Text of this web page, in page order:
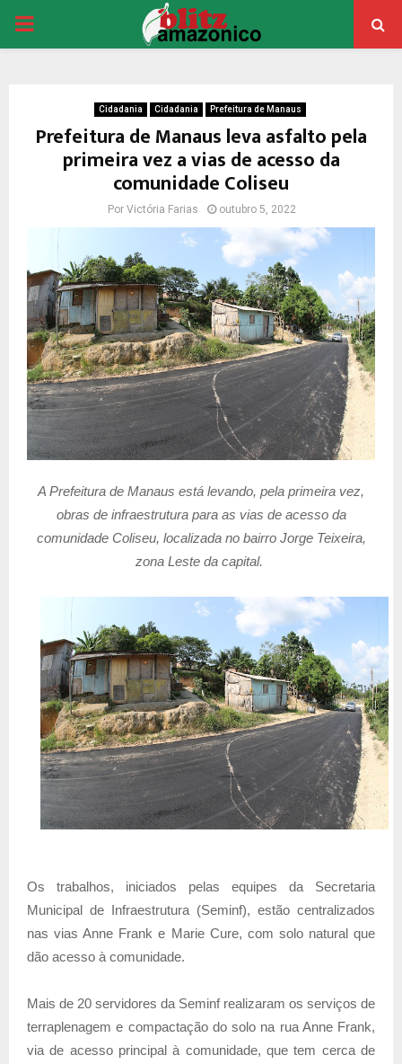
PRIMARY
Cidadania Cidadania Prefeitura de Manaus
Prefeitura de Manaus leva asfalto pela
primeira vez a vias de acesso da
comunidade Coliseu
Por Victória Farias outubro 5, 2022
A Prefeitura de Manaus está levando, pela primeira vez,
obras de infraestrutura para as vias de acesso da
comunidade Coliseu, localizada no bairro Jorge Teixeira,
zona Leste da capital.
Os trabalhos, iniciados pelas equipes da Secretaria
Municipal de Infraestrutura (Seminf), estão centralizados
nas vias Anne Frank e Marie Cure, com solo natural que
dão acesso à comunidade.
Mais de 20 servidores da Seminf realizaram os serviços de
terraplenagem e compactação do solo na rua Anne Frank,
via de acesso principal à comunidade, que tem cerca de